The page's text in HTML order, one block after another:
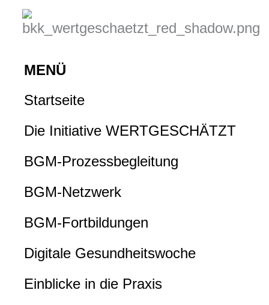
MENÜ
Startseite
Die Initiative WERTGESCHÄTZT
BGM-Prozessbegleitung
BGM-Netzwerk
BGM-Fortbildungen
Digitale Gesundheitswoche
Einblicke in die Praxis